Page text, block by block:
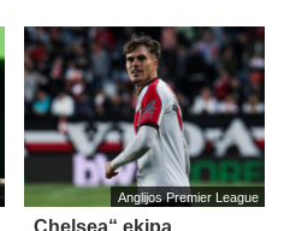
Anglijos Premier League
„Chelsea“ ekipa